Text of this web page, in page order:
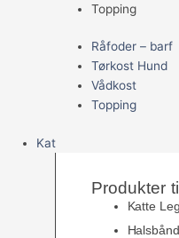
Topping
Råfoder – barf
Tørkost Hund
Vådkost
Topping
Kat
Produkter
Katte